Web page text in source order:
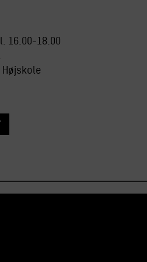
16.00-18.00
Højskole